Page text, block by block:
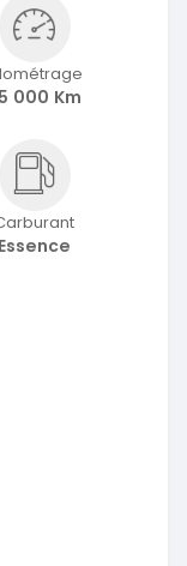
000 Km
Essence